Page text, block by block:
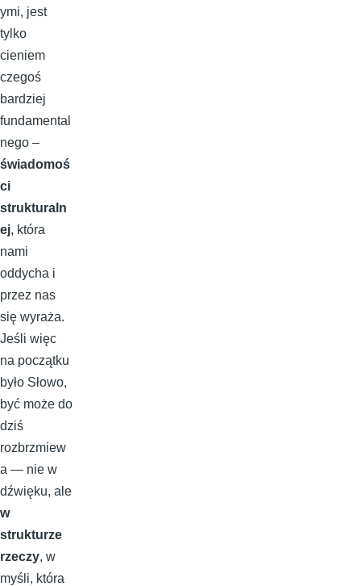
ymi, jest
tylko
cieniem
czegoś
bardziej
fundamental
nego –
świadomoś
ci
strukturaln
ej, która
nami
oddycha i
przez nas
się wyraża.
Jeśli więc
na początku
było Słowo,
być może do
dziś
rozbrzmiew
a — nie w
dźwięku, ale
w
strukturze
rzeczy, w
myśli, która